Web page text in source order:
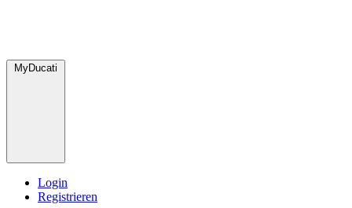
MyDucati
Login
Registrieren